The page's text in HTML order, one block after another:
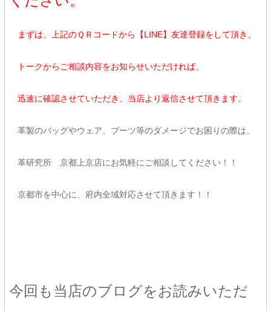
まずは、上記のＱＲコードから【LINE】友達登録をして頂き、
トークからご相談内容をお知らせいただければ、
迅速に確認させていただき、当店より返信させて頂きます。
革製のバッグやウェア、ブーツ等のダメージでお困りの際は、
革研究所 京都上京店にお気軽にご相談してください！！
京都市を中心に、府内全域対応させて頂きます！！
今回も当店のブログをお読みいただ